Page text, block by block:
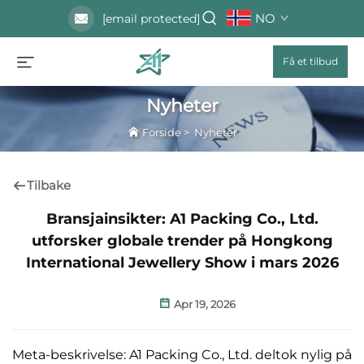
[email protected] NO
Få et tilbud
Nyheter
Forside> Nyheter
Tilbake
Bransjainsikter: A1 Packing Co., Ltd.
utforsker globale trender på Hongkong
International Jewellery Show i mars 2026
Apr 19, 2026
Meta-beskrivelse: A1 Packing Co., Ltd. deltok nylig på